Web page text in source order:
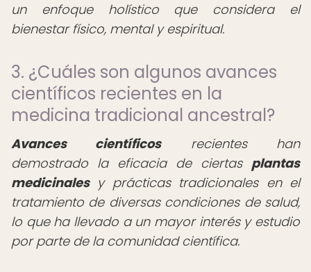
un enfoque holístico que considera el
bienestar físico, mental y espiritual.
3. ¿Cuáles son algunos avances
científicos recientes en la
medicina tradicional ancestral?
Avances científicosrecientes han
demostrado la eficacia de ciertas plantas
medicinalesy prácticas tradicionales en el
tratamiento de diversas condiciones de salud,
lo que ha llevado a un mayor interés y estudio
por parte de la comunidad científica.